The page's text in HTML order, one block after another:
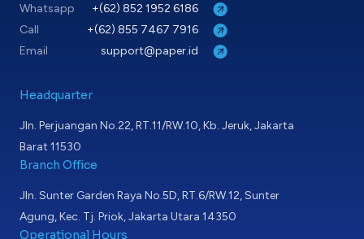
Whatsapp
+(62) 852 1952 6186
Call
+(62) 855 7467 7916
Email
support@paper.id
Headquarter
Jln. Perjuangan No.22, RT.11/RW.10, Kb. Jeruk, Jakarta
Barat 11530
Branch Office
Jln. Sunter Garden Raya No.5D, RT.6/RW.12, Sunter
Agung, Kec. Tj. Priok, Jakarta Utara 14350
Operational Hours